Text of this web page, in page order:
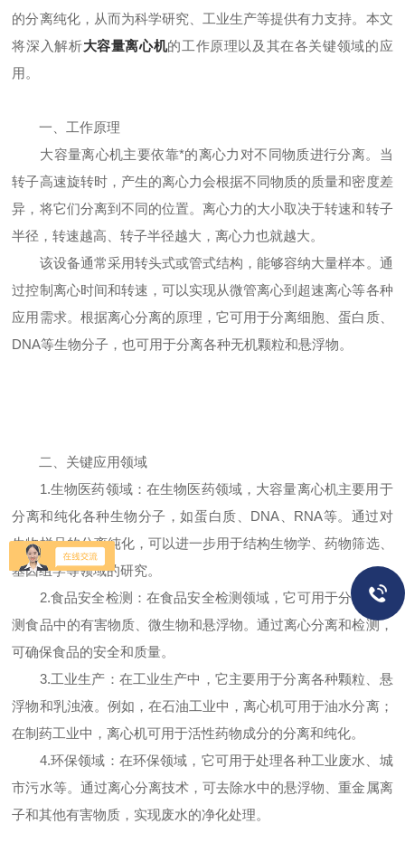
的分离纯化，从而为科学研究、工业生产等提供有力支持。本文
将深入解析大容量离心机的工作原理以及其在各关键领域的应
用。
一、工作原理
大容量离心机主要依靠*的离心力对不同物质进行分离。当
转子高速旋转时，产生的离心力会根据不同物质的质量和密度差
异，将它们分离到不同的位置。离心力的大小取决于转速和转子
半径，转速越高、转子半径越大，离心力也就越大。
该设备通常采用转头式或管式结构，能够容纳大量样本。通
过控制离心时间和转速，可以实现从微管离心到超速离心等各种
应用需求。根据离心分离的原理，它可用于分离细胞、蛋白质、
DNA等生物分子，也可用于分离各种无机颗粒和悬浮物。
二、关键应用领域
1.生物医药领域：在生物医药领域，大容量离心机主要用于
分离和纯化各种生物分子，如蛋白质、DNA、RNA等。通过对
生物样品的分离纯化，可以进一步用于结构生物学、药物筛选、
基因组学等领域的研究。
2.食品安全检测：在食品安全检测领域，它可用于分离和检
测食品中的有害物质、微生物和悬浮物。通过离心分离和检测，
可确保食品的安全和质量。
3.工业生产：在工业生产中，它主要用于分离各种颗粒、悬
浮物和乳浊液。例如，在石油工业中，离心机可用于油水分离；
在制药工业中，离心机可用于活性药物成分的分离和纯化。
4.环保领域：在环保领域，它可用于处理各种工业废水、城
市污水等。通过离心分离技术，可去除水中的悬浮物、重金属离
子和其他有害物质，实现废水的净化处理。